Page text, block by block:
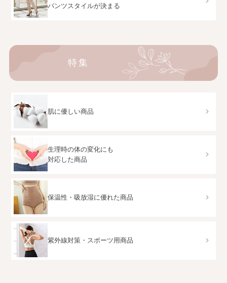
パンツスタイルが決まる
特集
肌に優しい商品
生理時の体の変化にも
対応した商品
保温性・吸放湿に優れた商品
紫外線対策・スポーツ用商品